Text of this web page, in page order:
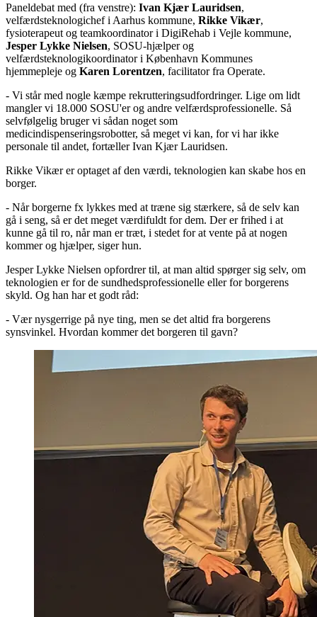
Paneldebat med (fra venstre): Ivan Kjær Lauridsen,
velfærdsteknologichef i Aarhus kommune, Rikke Vikær,
fysioterapeut og teamkoordinator i DigiRehab i Vejle kommune,
Jesper Lykke Nielsen, SOSU-hjælper og
velfærdsteknologikoordinator i København Kommunes
hjemmepleje og Karen Lorentzen, facilitator fra Operate.
- Vi står med nogle kæmpe rekrutteringsudfordringer. Lige om lidt
mangler vi 18.000 SOSU'er og andre velfærdsprofessionelle. Så
selvfølgelig bruger vi sådan noget som
medicindispenseringsrobotter, så meget vi kan, for vi har ikke
personale til andet, fortæller Ivan Kjær Lauridsen.
Rikke Vikær er optaget af den værdi, teknologien kan skabe hos en
borger.
- Når borgerne fx lykkes med at træne sig stærkere, så de selv kan
gå i seng, så er det meget værdifuldt for dem. Der er frihed i at
kunne gå til ro, når man er træt, i stedet for at vente på at nogen
kommer og hjælper, siger hun.
Jesper Lykke Nielsen opfordrer til, at man altid spørger sig selv, om
teknologien er for de sundhedsprofessionelle eller for borgerens
skyld. Og han har et godt råd:
- Vær nysgerrige på nye ting, men se det altid fra borgerens
synsvinkel. Hvordan kommer det borgeren til gavn?